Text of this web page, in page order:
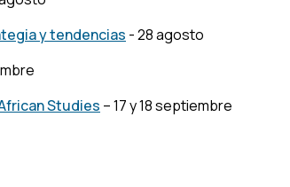
y tendencias - 28 agosto
Studies – 17 y 18 septiembre